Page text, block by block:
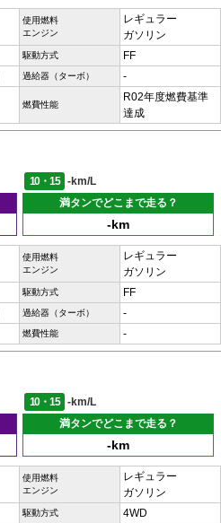
使用燃料
エンジン
レギュラー
ガソリン
駆動方式 FF
過給器（ターボ） -
燃費性能
R02年度燃費基準
達成
10・15
-km/L
満タンでどこまで走る？
-km
使用燃料
エンジン
レギュラー
ガソリン
駆動方式 FF
過給器（ターボ） -
燃費性能 -
10・15
-km/L
満タンでどこまで走る？
-km
使用燃料
エンジン
レギュラー
ガソリン
駆動方式 4WD